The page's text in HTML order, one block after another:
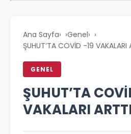
Ana Sayfa› Genel›
ŞUHUT’TA COVİD -19 VAKALARI
GENEL
ŞUHUT’TA
VAKALARI